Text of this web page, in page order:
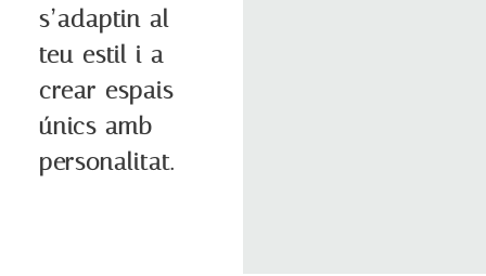
s’adaptin al
teu estil i a
crear espais
únics amb
personalitat.